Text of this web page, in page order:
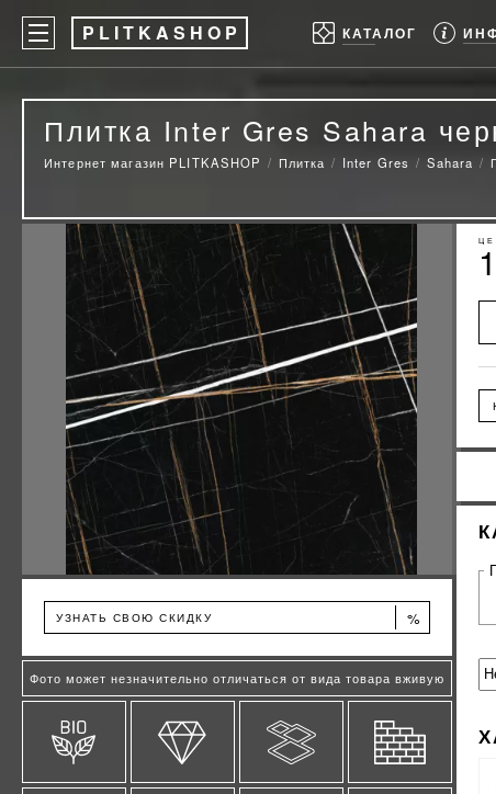
P LITKASHOP КАТАЛОГ
Плитка Inter Gres Sahara
Интернет магазин PLITKASHOP Плитка Inter Gres Sahara
УЗНАТЬ СВОЮ СКИДКУ %
Фото может незначительно отличаться от вида товара вживую